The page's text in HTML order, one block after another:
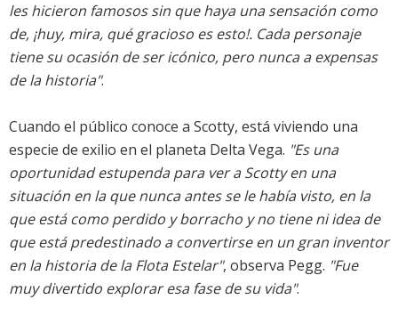
les hicieron famosos sin que haya una sensación como
de, ¡huy, mira, qué gracioso es esto!. Cada personaje
tiene su ocasión de ser icónico, pero nunca a expensas
de la historia".
Cuando el público conoce a Scotty, está viviendo una
especie de exilio en el planeta Delta Vega. "Es una
oportunidad estupenda para ver a Scotty en una
situación en la que nunca antes se le había visto, en la
que está como perdido y borracho y no tiene ni idea de
que está predestinado a convertirse en un gran inventor
en la historia de la Flota Estelar", observa Pegg. "Fue
muy divertido explorar esa fase de su vida".